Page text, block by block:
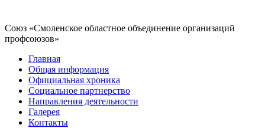
Союз «Смоленское областное объединение организаций
профсоюзов»
Главная
Общая информация
Официальная хроника
Социальное партнерство
Направления деятельности
Галерея
Контакты